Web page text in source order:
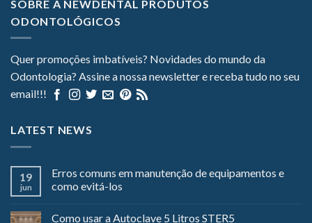
SOBRE A NEWDENTAL PRODUTOS
ODONTOLÓGICOS
Quer promoções imbatíveis? Novidades do mundo da
Odontologia? Assine a nossa newsletter e receba tudo no seu
email!!!
LATEST NEWS
19
jun
Erros comuns em manutenção de equipamentos e
como evitá-los
Como usar a Autoclave 5 Litros STER5